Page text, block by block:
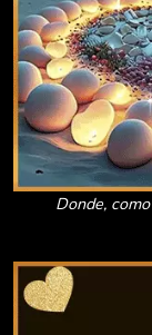
Donde,